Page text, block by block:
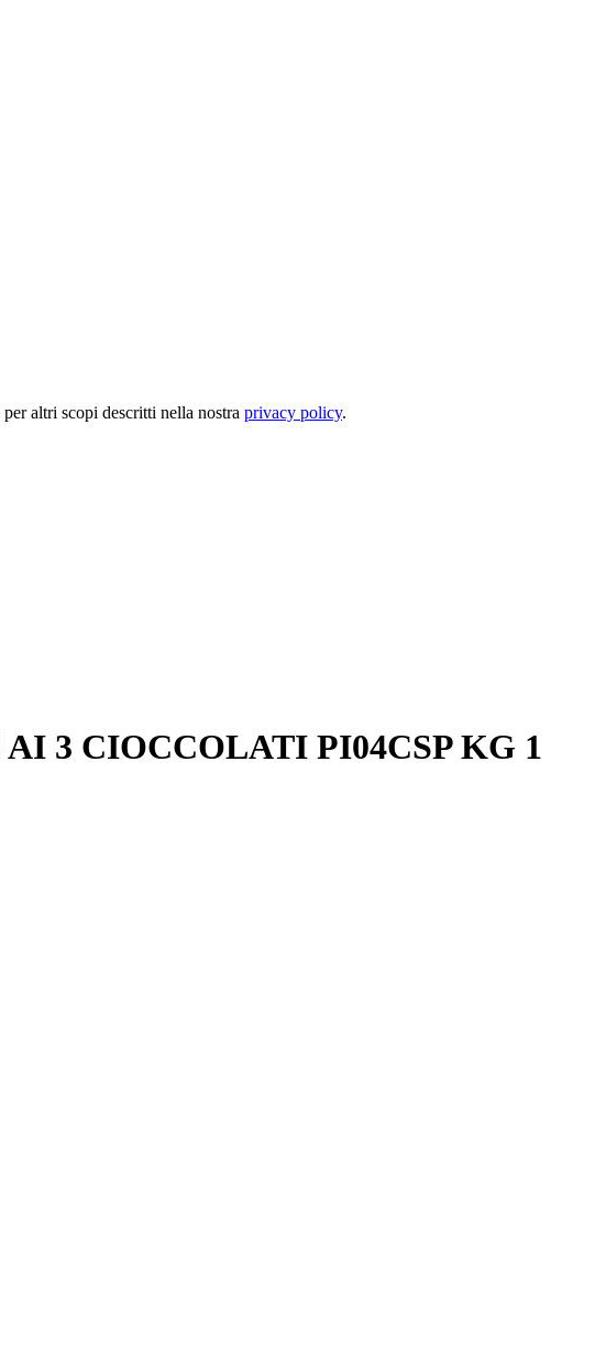
altri scopi descritti nella nostra privacy policy.
3 CIOCCOLATI PI04CSP KG 1